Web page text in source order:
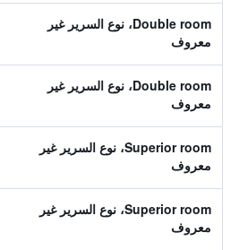
Double room، نوع السرير غير
معروف
Double room، نوع السرير غير
معروف
Superior room، نوع السرير غير
معروف
Superior room، نوع السرير غير
معروف